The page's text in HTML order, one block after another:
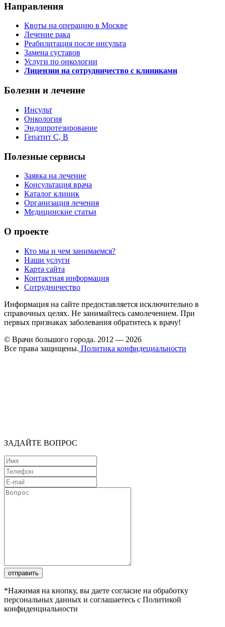
Направления
Квоты на операцию в Москве
Лечение рака
Реабилитация после инсульта
Замена суставов
Услуги по онкологии
Лицензии на сотрудничество с клиниками
Болезни и лечение
Инсульт
Онкология
Эндопротезирование
Гепатит C, B
Полезные сервисы
Заявка на лечение
Консультация врача
Каталог клиник
Организация лечения
Медицинские статьи
О проекте
Кто мы и чем занимаемся?
Наши услуги
Карта сайта
Контактная информация
Сотрудничество
Информация на сайте предоставляется исключительно в
справочных целях. Не занимайтесь самолечением. При
первых признаках заболевания обратитесь к врачу!
© Врачи большого города. 2012 — 2026
Все права защищены. Политика конфидециальности
ЗАДАЙТЕ ВОПРОС
отправить
*Нажимая на кнопку, вы даете согласие на обработку
персональных данных и соглашаетесь с Политикой
конфиденциальности